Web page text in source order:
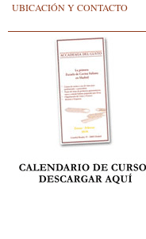
UBICACIÓN Y CONTACTO